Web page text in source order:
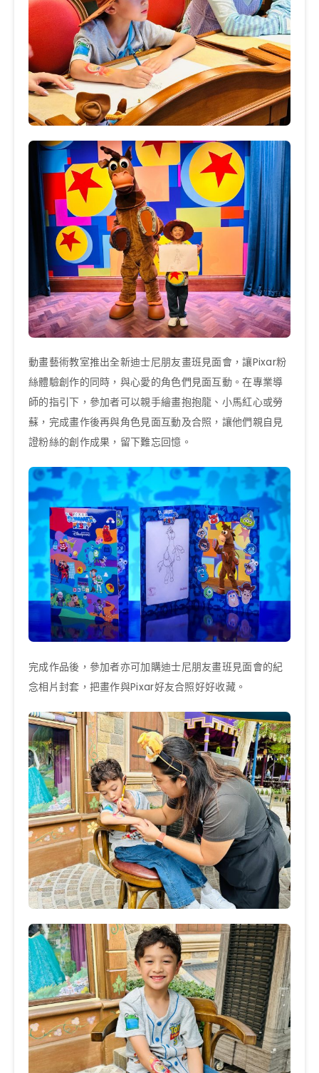
動畫藝術教室推出全新迪士尼朋友畫班見面會，讓Pixar粉
絲體驗創作的同時，與心愛的角色們見面互動。在專業導
師的指引下，參加者可以親手繪畫抱抱龍、小馬紅心或勞
蘇，完成畫作後再與角色見面互動及合照，讓他們親自見
證粉絲的創作成果，留下難忘回憶。
完成作品後，參加者亦可加購迪士尼朋友畫班見面會的紀
念相片封套，把畫作與Pixar好友合照好好收藏。